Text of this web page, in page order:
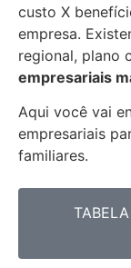
custo X
empresa.
regional, plano
empresariais
Aqui você vai
empresariais
familiares.